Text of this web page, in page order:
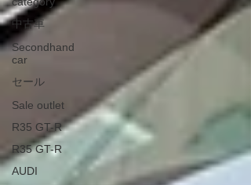
中古車
Secondhand
car
セール
Sale outlet
R35 GT-R
R35 GT-R
AUDI